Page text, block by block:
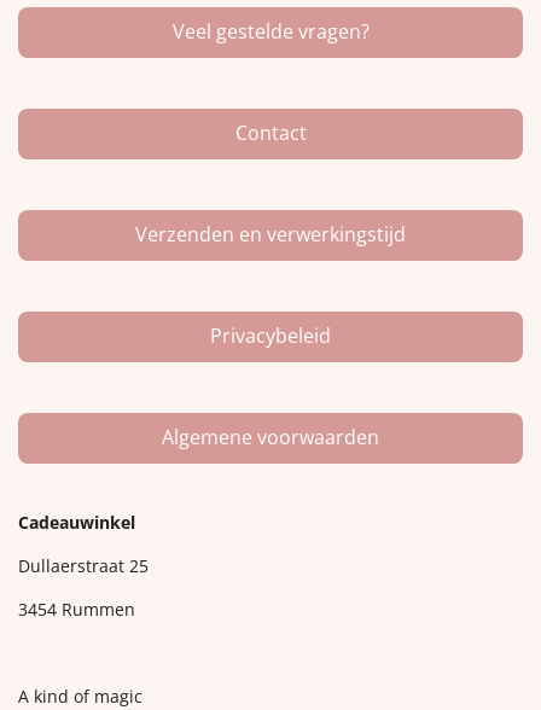
e
b
o
k
t
a
g
a
m
T
o
k
Veel gestelde vragen?
Contact
Verzenden en verwerkingstijd
Privacybeleid
Algemene voorwaarden
Cadeauwinkel
Dullaerstraat 25
3454 Rummen
A kind of magic